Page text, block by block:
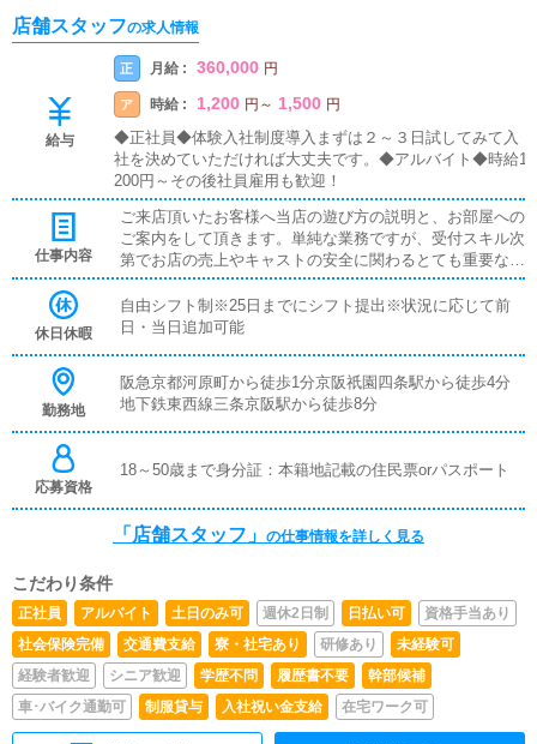
店舗スタッフの求人情報
給与
正 月給 : 360,000 円
ア 時給 : 1,200 円 ～ 1,500 円
◆正社員◆体験入社制度導入まずは２～３日試してみて入
社を決めていただければ大丈夫です。◆アルバイト◆時給1
200円～その後社員雇用も歓迎！
仕事内容
ご来店頂いたお客様へ当店の遊び方の説明と、お部屋への
ご案内をして頂きます。単純な業務ですが、受付スキル次
第でお店の売上やキャストの安全に関わるとても重要な役
割です。先輩スタッフからの指導の元、始めていただける
のでご安心ください。
休日休暇
自由シフト制※25日までにシフト提出※状況に応じて前
日・当日追加可能
勤務地
阪急京都河原町から徒歩1分京阪祇園四条駅から徒歩4分
地下鉄東西線三条京阪駅から徒歩8分
応募資格
18～50歳まで身分証：本籍地記載の住民票orパスポート
「店舗スタッフ」 の仕事情報を詳しく見る
こだわり条件
正社員 アルバイト 土日のみ可 週休2日制 日払い可
資格手当あり
社会保険完備
交通費支給 寮・社宅あり 研修あり
未経験可
経験者歓迎
シニア歓迎 学歴不問 履歴書不要
幹部候補
車･バイク通勤可
制服貸与 入社祝い金支給 在宅ワーク可